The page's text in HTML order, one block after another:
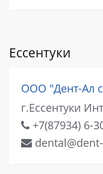
Ессентуки
ООО "Дент-Ал
г.Ессентуки
+7(87934) 6-